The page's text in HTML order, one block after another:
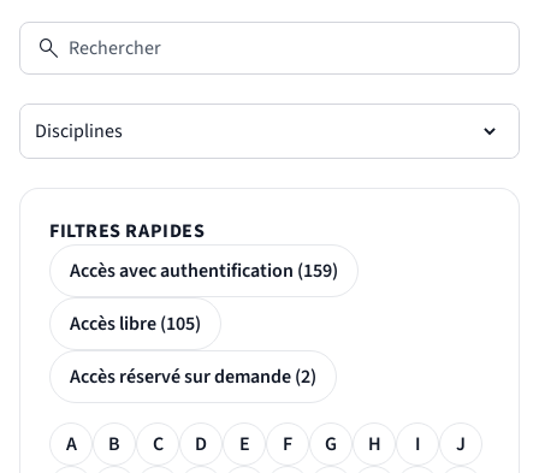
Rechercher
Disciplines
FILTRES RAPIDES
Accès avec authentification (159)
Accès libre (105)
Accès réservé sur demande (2)
Filtre alphabétique
A B C D E F G H I
J